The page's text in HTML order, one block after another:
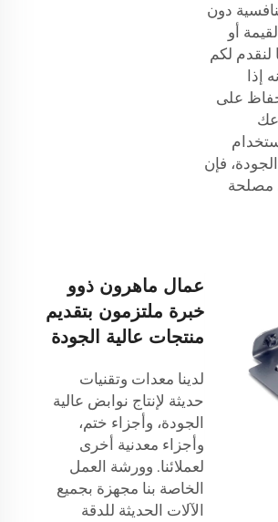
دون
أو
لنقدم لكم
إذا
على
فإن
عمال ماهرون ذوو
خبرة ملتزمون بتقديم
منتجات عالية الجودة
لدينا معدات وتقنيات
حديثة لإنتاج نوابض عالية
الجودة، وأجزاء ختم،
وأجزاء معدنية أخرى
لعملائنا. وورشة العمل
الخاصة بنا مجهزة بجميع
الآلات الحديثة للدقة